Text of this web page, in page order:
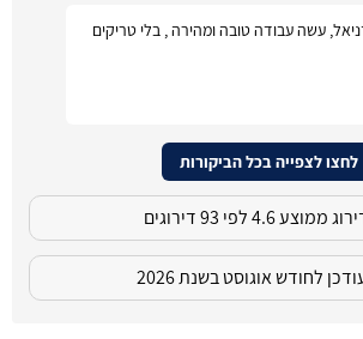
עשה עבודה טובה ומהירה , בלי טריקים
לחצו לצפייה בכל הביקורות
ממוצע 4.6 לפי 93 דירוגים
לחודש אוגוסט בשנת 2026